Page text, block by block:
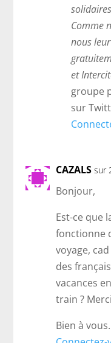
Comme
nous
et
groupe
sur
CAZALS sur
Bonjour,
Est-ce que
fonctionne
voyage,
des
vacances
train ?
Bien à vous.